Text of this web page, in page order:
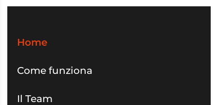
Home
Come funziona
Il Team